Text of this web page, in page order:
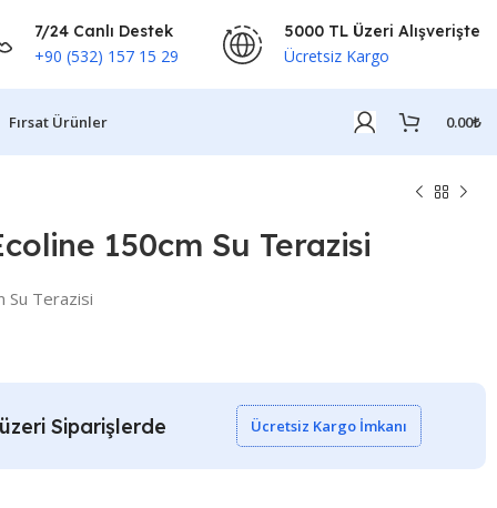
7/24 Canlı Destek
+90 (532) 157 15 29
5000 TL Üzeri Alışverişte
Ücretsiz Kargo
Fırsat Ürünler 0.00₺
150cm Su Terazisi
Su Terazisi
Siparişlerde Ücretsiz Kargo İmkanı